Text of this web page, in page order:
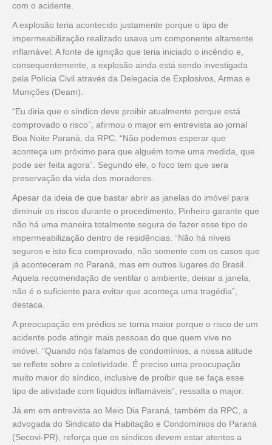
com o acidente.
A explosão teria acontecido justamente porque o tipo de
impermeabilização realizado usava um componente altamente
inflamável. A fonte de ignição que teria iniciado o incêndio e,
consequentemente, a explosão ainda está sendo investigada
pela Polícia Civil através da Delegacia de Explosivos, Armas e
Munições (Deam).
“Eu diria que o síndico deve proibir atualmente porque está
comprovado o risco”, afirmou o major em entrevista ao jornal
Boa Noite Paraná, da RPC. “Não podemos esperar que
aconteça um próximo para que alguém tome uma medida, que
pode ser feita agora”. Segundo ele, o foco tem que sera
preservação da vida dos moradores.
Apesar da ideia de que bastar abrir as janelas do imóvel para
diminuir os riscos durante o procedimento, Pinheiro garante que
não há uma maneira totalmente segura de fazer esse tipo de
impermeabilização dentro de residências. “Não há níveis
seguros e isto fica comprovado, não somente com os casos que
já aconteceram no Paraná, mas em outros lugares do Brasil.
Aquela recomendação de ventilar o ambiente, deixar a janela,
não é o suficiente para evitar que aconteça uma tragédia”,
destaca.
A preocupação em prédios se torna maior porque o risco de um
acidente pode atingir mais pessoas do que quem vive no
imóvel. “Quando nós falamos de condomínios, a nossa atitude
se reflete sobre a coletividade. É preciso uma preocupação
muito maior do síndico, inclusive de proibir que se faça esse
tipo de atividade com líquidos inflamáveis”, ressalta o major.
Já em em entrevista ao Meio Dia Paraná, também da RPC, a
advogada do Sindicato da Habitação e Condomínios do Paraná
(Secovi-PR), reforça que os síndicos devem estar atentos a